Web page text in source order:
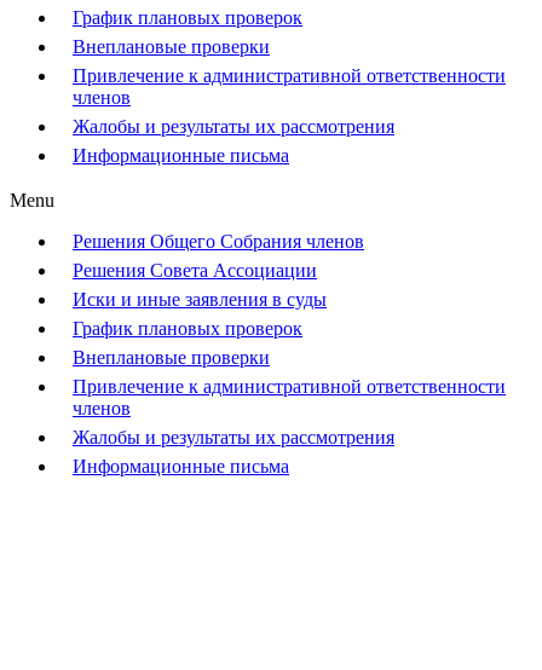
График плановых проверок
Внеплановые проверки
Привлечение к административной ответственности
членов
Жалобы и результаты их рассмотрения
Информационные письма
Menu
Решения Общего Собрания членов
Решения Совета Ассоциации
Иски и иные заявления в суды
График плановых проверок
Внеплановые проверки
Привлечение к административной ответственности
членов
Жалобы и результаты их рассмотрения
Информационные письма